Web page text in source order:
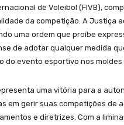
de Voleibol (FIVB),
da competição. A Justiça
uma ordem que proíbe
de adotar qualquer medida
do evento esportivo nos moldes
uma vitória para a
em gerir suas competições de
e diretrizes. Com a